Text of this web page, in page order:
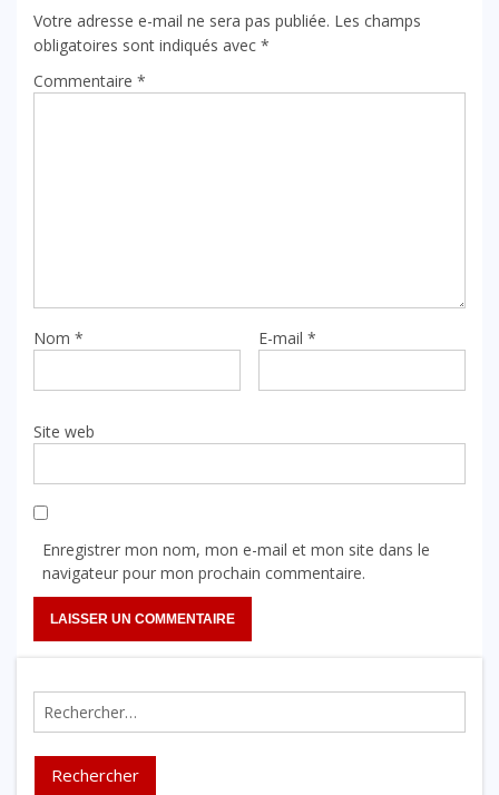
Votre adresse e-mail ne sera pas publiée. Les champs
obligatoires sont indiqués avec *
Commentaire *
Nom * E-mail *
Site web
Enregistrer mon nom, mon e-mail et mon site dans le
navigateur pour mon prochain commentaire.
Rechercher :